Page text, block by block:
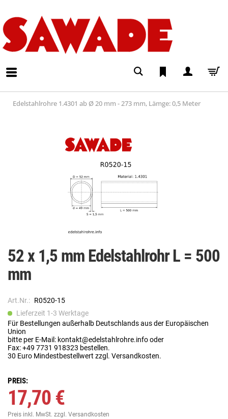
Edelstahlrohre 1.4301 ab Ø 20 mm - 273 mm, Lämge: 0,5 Meter
52 x 1,5 mm Edelstahlrohr L = 500
mm
Art.Nr.: R0520-15
Lieferzeit 1-3 Werktage
Für Bestellungen außerhalb Deutschlands aus der Europäischen
Union
bitte per E-Mail: kontakt@edelstahlrohre.info oder
Fax: +49 7731 918323 bestellen.
30 Euro Mindestbestellwert zzgl. Versandkosten.
PREIS:
17,70 €
Preis inkl. MwSt. zzgl. Versandkosten